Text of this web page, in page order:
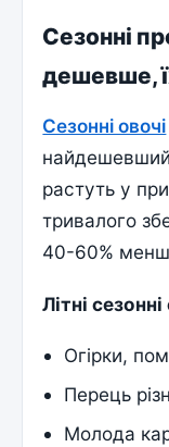
Сезонні
дешевше,
Сезонні овочі
найдешевший
растуть у
тривалого
40-60%
Літні
Огірки,
Перець
Молода